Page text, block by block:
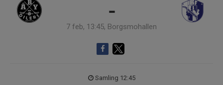
-
7 feb, 13:45, Borgsmohallen
Samling 12:45